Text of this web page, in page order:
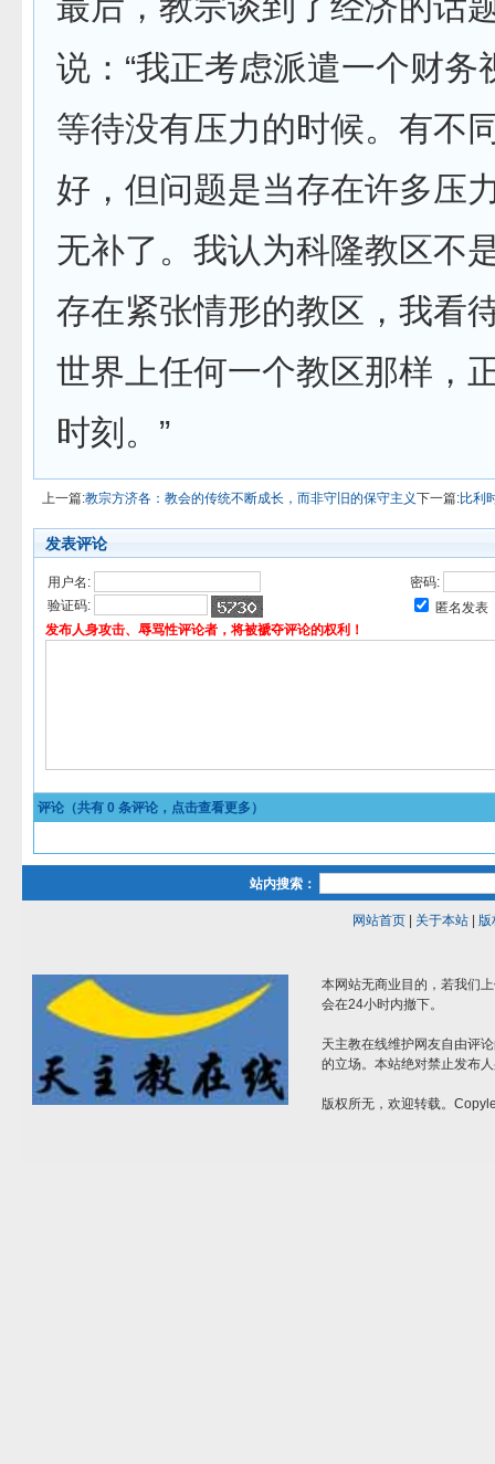
说：“我正考虑派遣一个财务
等待没有压力的时候。有不
好，但问题是当存在许多压
无补了。我认为科隆教区不
存在紧张情形的教区，我看
世界上任何一个教区那样，
时刻。”
上一篇:教宗方济各：教会的传统不断成长，而非守旧的保守主义下一篇:比利
发表评论
用户名:
密码:
验证码:
匿名发表
发布人身攻击、辱骂性评论者，将被褫夺评论的权利！
评论（共有 0 条评论，点击查看更多）
站内搜索：
网站首页| 关于本站| 版
本网站无商业目的，若我们
会在24小时内撤下。
天主教在线维护网友自由评
的立场。本站绝对禁止发布
版权所无，欢迎转载。